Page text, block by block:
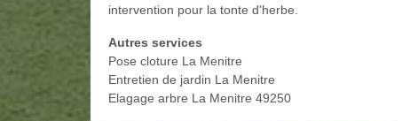
intervention pour la tonte d'herbe.
Autres services
Pose cloture La Menitre
Entretien de jardin La Menitre
Elagage arbre La Menitre 49250